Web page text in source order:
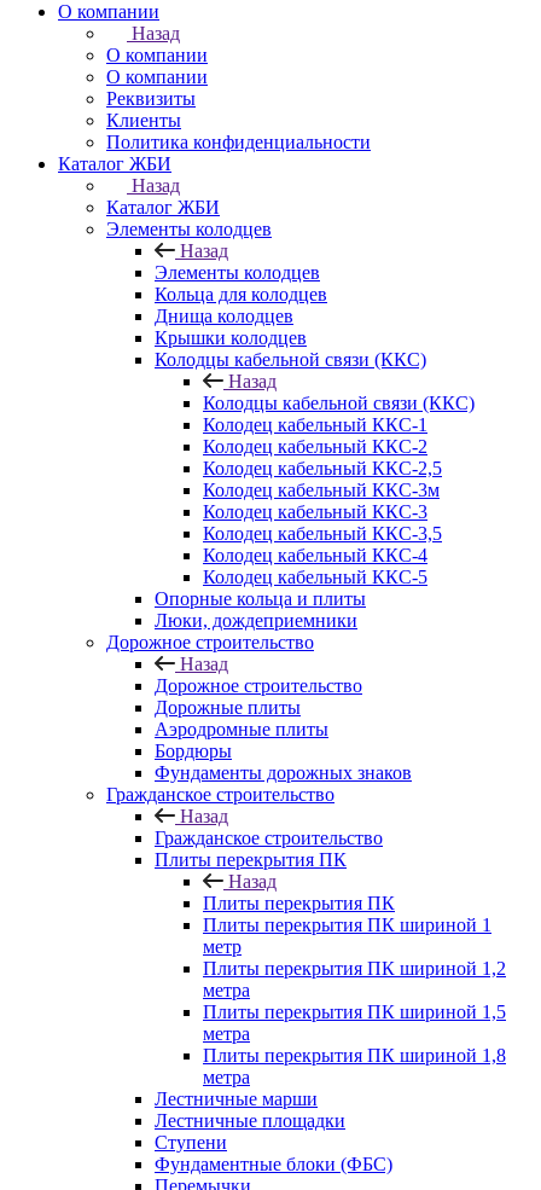
О компании
Назад
О компании
О компании
Реквизиты
Клиенты
Политика конфиденциальности
Каталог ЖБИ
Назад
Каталог ЖБИ
Элементы колодцев
Назад
Элементы колодцев
Кольца для колодцев
Днища колодцев
Крышки колодцев
Колодцы кабельной связи (ККС)
Назад
Колодцы кабельной связи (ККС)
Колодец кабельный ККС-1
Колодец кабельный ККС-2
Колодец кабельный ККС-2,5
Колодец кабельный ККС-3м
Колодец кабельный ККС-3
Колодец кабельный ККС-3,5
Колодец кабельный ККС-4
Колодец кабельный ККС-5
Опорные кольца и плиты
Люки, дождеприемники
Дорожное строительство
Назад
Дорожное строительство
Дорожные плиты
Аэродромные плиты
Бордюры
Фундаменты дорожных знаков
Гражданское строительство
Назад
Гражданское строительство
Плиты перекрытия ПК
Назад
Плиты перекрытия ПК
Плиты перекрытия ПК шириной 1
метр
Плиты перекрытия ПК шириной 1,2
метра
Плиты перекрытия ПК шириной 1,5
метра
Плиты перекрытия ПК шириной 1,8
метра
Лестничные марши
Лестничные площадки
Ступени
Фундаментные блоки (ФБС)
Перемычки